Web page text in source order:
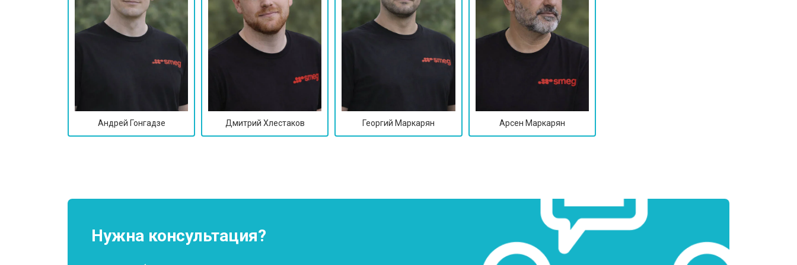
Замена заливного клапана от 60 мин от 3250 ₽
Замена заливного шланга от 70 мин
Замена прессостата от 60 мин
от 3800 ₽
Андрей Гонгадзе Дмитрий Хлестаков Георгий Маркарян Арсен Маркарян
Нужна консультация?